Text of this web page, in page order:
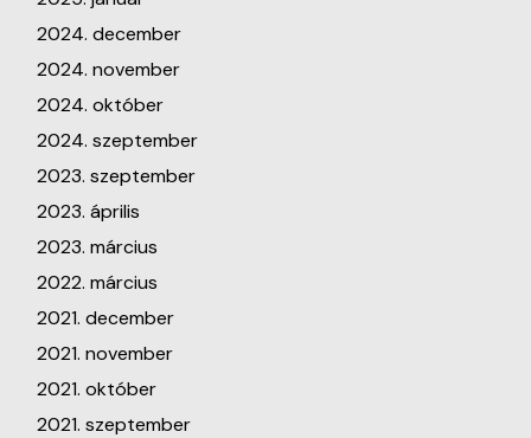
2024. december
2024. november
2024. október
2024. szeptember
2023. szeptember
2023. április
2023. március
2022. március
2021. december
2021. november
2021. október
2021. szeptember